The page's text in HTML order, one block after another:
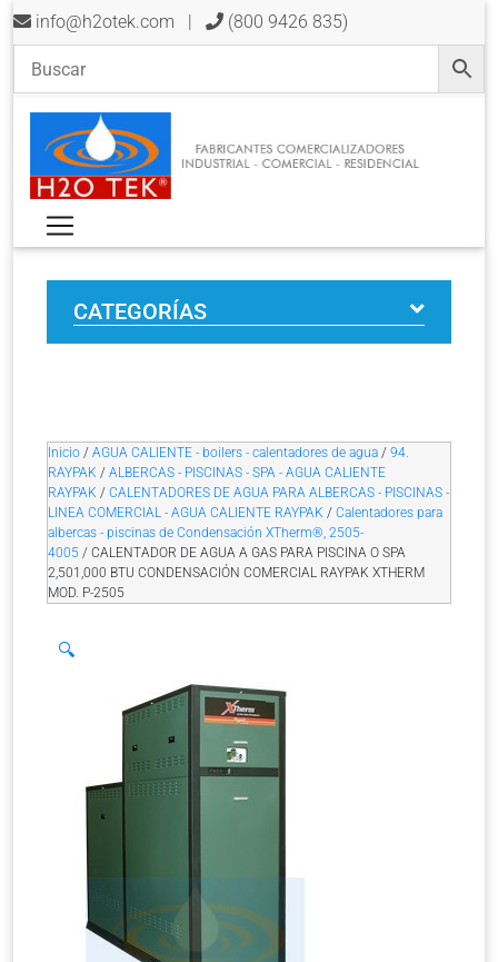
info@h2otek.com | (800 9426 835)
CATEGORÍAS
Inicio / AGUA CALIENTE - boilers - calentadores de agua / 94.
RAYPAK / ALBERCAS - PISCINAS - SPA - AGUA CALIENTE
RAYPAK / CALENTADORES DE AGUA PARA ALBERCAS - PISCINAS -
LINEA COMERCIAL - AGUA CALIENTE RAYPAK / Calentadores para
albercas - piscinas de Condensación XTherm®, 2505-
4005 / CALENTADOR DE AGUA A GAS PARA PISCINA O SPA
2,501,000 BTU CONDENSACIÓN COMERCIAL RAYPAK XTHERM
MOD. P-2505
🔍